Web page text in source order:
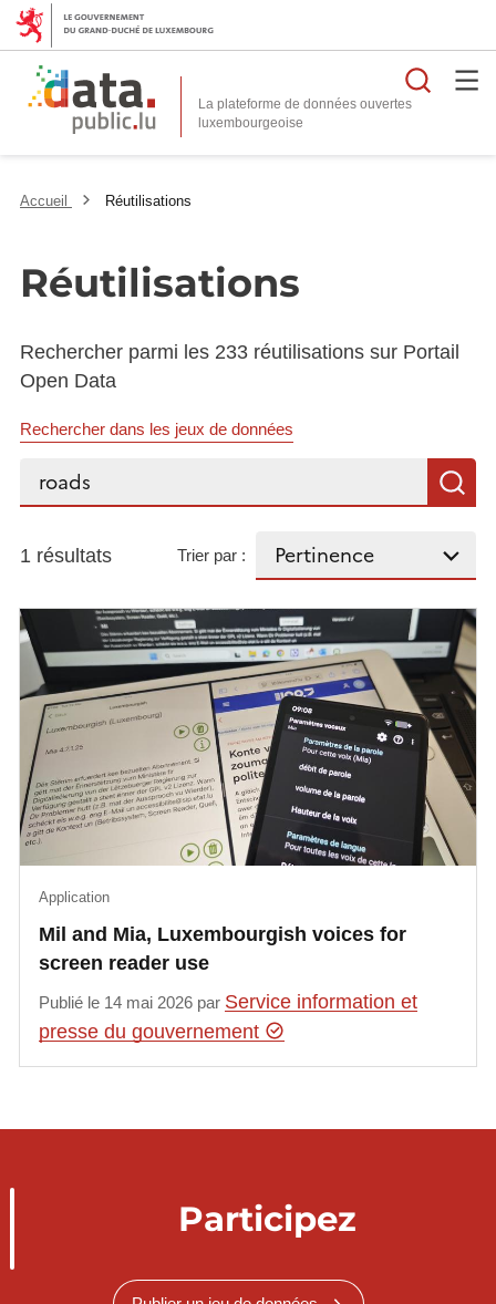
La plateforme de données ouvertes
Accueil Réutilisations
Réutilisations
Rechercher parmi les 233 réutilisations sur Portail
Open Data
Rechercher dans les jeux de données
Rechercher...
1 résultats Trier par :
Mil and Mia, Luxembourgish voices for
screen reader use
Application
Publié le 14 mai 2026 par Service information et
presse du gouvernement
Participez